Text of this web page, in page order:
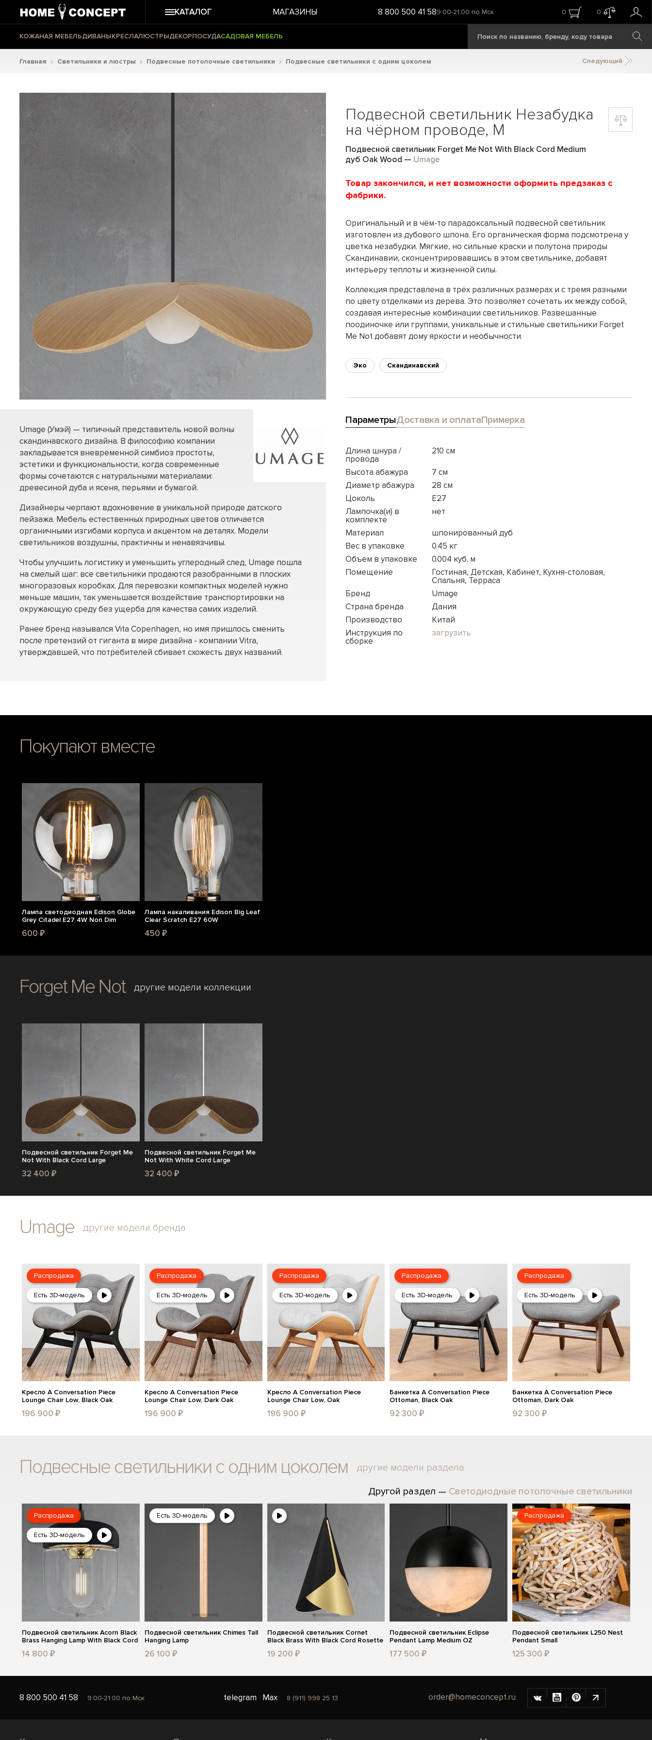
КАТАЛОГ МАГАЗИНЫ 8 800 500 41 589:00-21:00 по Мск 0 0
КОЖАНАЯ МЕБЕЛЬДИВАНЫКРЕСЛАЛЮСТРЫДЕКОРПОСУДАСАДОВАЯ МЕБЕЛЬ
Главная Светильники и люстры Подвесные потолочные светильники Подвесные светильники с одним цоколем Следующий
Umage (Умэй) — типичный представитель новой волны
скандинавского дизайна. В философию компании
закладывается вневременной симбиоз простоты,
эстетики и функциональности, когда современные
формы сочетаются с натуральными материалами:
древесиной дуба и ясеня, перьями и бумагой.
Дизайнеры черпают вдохновение в уникальной природе датского
пейзажа. Мебель естественных природных цветов отличается
органичными изгибами корпуса и акцентом на деталях. Модели
светильников воздушны, практичны и ненавязчивы.
Чтобы улучшить логистику и уменьшить углеродный след, Umage пошла
на смелый шаг: все светильники продаются разобранными в плоских
многоразовых коробках. Для перевозки компактных моделей нужно
меньше машин, так уменьшается воздействие транспортировки на
окружающую среду без ущерба для качества самих изделий.
Ранее бренд назывался Vita Copenhagen, но имя пришлось сменить
после претензий от гиганта в мире дизайна - компании Vitra,
утверждавшей, что потребителей сбивает схожесть двух названий.
Подвесной светильник Незабудка
на чёрном проводе, M
Подвесной светильник Forget Me Not With Black Cord Medium
дуб Oak Wood — Umage
Товар закончился, и нет возможности оформить предзаказ с
фабрики.
Оригинальный и в чём-то парадоксальный подвесной светильник
изготовлен из дубового шпона. Его органическая форма подсмотрена у
цветка незабудки. Мягкие, но сильные краски и полутона природы
Скандинавии, сконцентрировавшись в этом светильнике, добавят
интерьеру теплоты и жизненной силы.
Коллекция представлена в трёх различных размерах и с тремя разными
по цвету отделками из дерева. Это позволяет сочетать их между собой,
создавая интересные комбинации светильников. Развешанные
поодиночке или группами, уникальные и стильные светильники Forget
Me Not добавят дому яркости и необычности.
Эко Скандинавский
ПараметрыДоставка и оплатаПримерка
Длина шнура /
провода
210 см
Высота абажура
7 см
Диаметр абажура
28 см
Цоколь
E27
Лампочка(и) в
комплекте
нет
Материал
шпонированный дуб
Вес в упаковке
0.45 кг
Объем в упаковке
0.004 куб. м
Помещение
Гостиная, Детская, Кабинет, Кухня-столовая,
Спальня, Терраса
Бренд
Umage
Страна бренда
Дания
Производство
Китай
Инструкция по
сборке
загрузить
Покупают вместе
Лампа светодиодная Edison Globe
Grey Citadel E27 4W Non Dim
600 ₽
Лампа накаливания Edison Big Leaf
Clear Scratch E27 60W
450 ₽
Forget Me Not другие модели коллекции
Подвесной светильник Forget Me
Not With Black Cord Large
32 400 ₽
Подвесной светильник Forget Me
Not With White Cord Large
32 400 ₽
Umage другие модели бренда
Распродажа
Есть 3D-модель
Кресло A Conversation Piece
Lounge Chair Low, Black Oak
196 900 ₽
Распродажа
Есть 3D-модель
Кресло A Conversation Piece
Lounge Chair Low, Dark Oak
196 900 ₽
Распродажа
Есть 3D-модель
Кресло A Conversation Piece
Lounge Chair Low, Oak
196 900 ₽
Распродажа
Есть 3D-модель
Банкетка A Conversation Piece
Ottoman, Black Oak
92 300 ₽
Распродажа
Есть 3D-модель
Банкетка A Conversation Piece
Ottoman, Dark Oak
92 300 ₽
Подвесные светильники с одним цоколем другие модели раздела
Другой раздел — Светодиодные потолочные светильники
Распродажа
Есть 3D-модель
Подвесной светильник Acorn Black
Brass Hanging Lamp With Black Cord
14 800 ₽
Есть 3D-модель
Подвесной светильник Chimes Tall
Hanging Lamp
26 100 ₽
Подвесной светильник Cornet
Black Brass With Black Cord Rosette
19 200 ₽
Подвесной светильник Eclipse
Pendant Lamp Medium OZ
177 500 ₽
Распродажа
Подвесной светильник L250 Nest
Pendant Small
125 300 ₽
8 800 500 41 58 9:00-21:00 по Мск telegram Max 8 (911) 998 25 13 order@homeconcept.ru